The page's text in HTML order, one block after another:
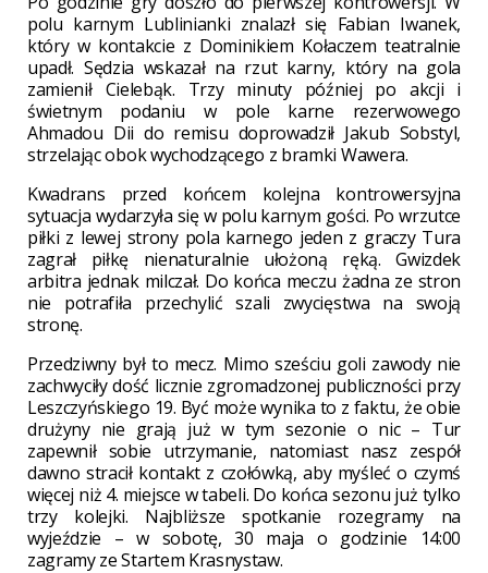
polu karnym Lublinianki znalazł się Fabian Iwanek,
który w kontakcie z Dominikiem Kołaczem teatralnie
upadł. Sędzia wskazał na rzut karny, który na gola
zamienił Cielebąk. Trzy minuty później po akcji i
świetnym podaniu w pole karne rezerwowego
Ahmadou Dii do remisu doprowadził Jakub Sobstyl,
strzelając obok wychodzącego z bramki Wawera.
Kwadrans przed końcem kolejna kontrowersyjna
sytuacja wydarzyła się w polu karnym gości. Po wrzutce
piłki z lewej strony pola karnego jeden z graczy Tura
zagrał piłkę nienaturalnie ułożoną ręką. Gwizdek
arbitra jednak milczał. Do końca meczu żadna ze stron
nie potrafiła przechylić szali zwycięstwa na swoją
stronę.
Przedziwny był to mecz. Mimo sześciu goli zawody nie
zachwyciły dość licznie zgromadzonej publiczności przy
Leszczyńskiego 19. Być może wynika to z faktu, że obie
drużyny nie grają już w tym sezonie o nic – Tur
zapewnił sobie utrzymanie, natomiast nasz zespół
dawno stracił kontakt z czołówką, aby myśleć o czymś
więcej niż 4. miejsce w tabeli. Do końca sezonu już tylko
trzy kolejki. Najbliższe spotkanie rozegramy na
wyjeździe – w sobotę, 30 maja o godzinie 14:00
zagramy ze Startem Krasnystaw.